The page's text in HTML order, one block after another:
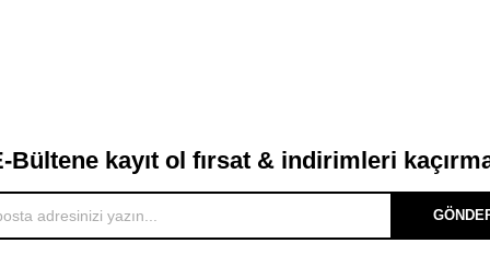
Bültene kayıt ol fırsat & indirimleri